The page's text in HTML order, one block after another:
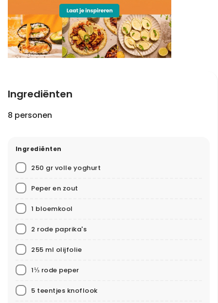
Ingrediënten
8 personen
Ingrediënten
250 gr volle yoghurt
Peper en zout
1 bloemkool
2 rode paprika's
255 ml olijfolie
1⅓ rode peper
5 teentjes knoflook